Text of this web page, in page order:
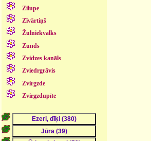
Zilupe
Zīvārtiņš
Žulniekvalks
Zunds
Zvidzes kanāls
Zviedrgrāvis
Zvirgzde
Zvirgzdupīte